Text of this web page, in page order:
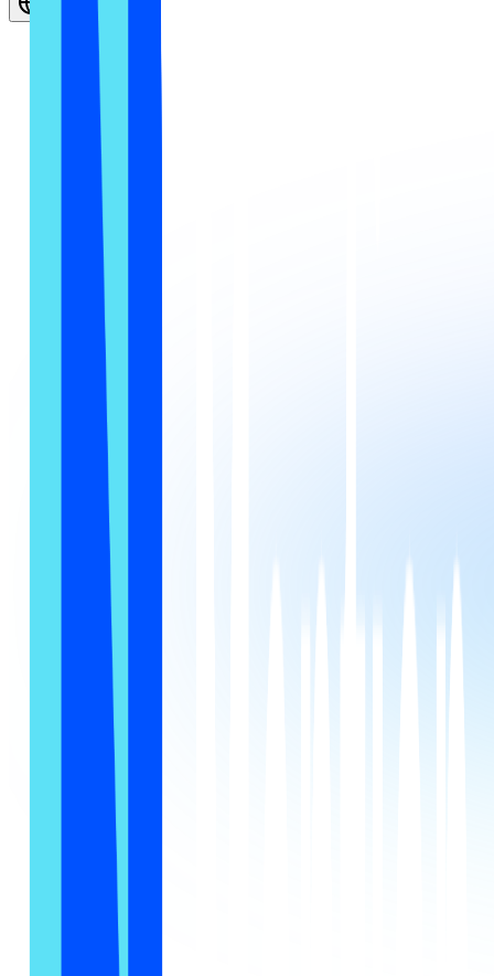
Русский
Смотрите и улучшайте, как AI рекомендует ваш
магазин и товары.